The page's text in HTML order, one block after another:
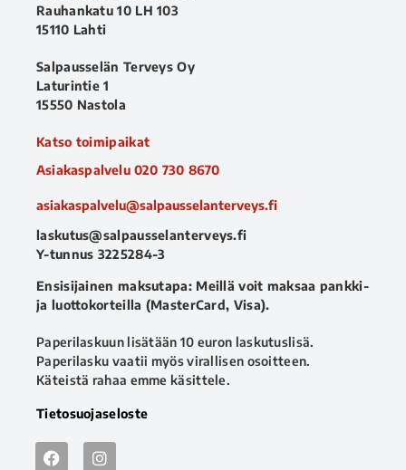
Rauhankatu 10 LH 103
15110 Lahti
Salpausselän Terveys Oy
Laturintie 1
15550 Nastola
Katso toimipaikat
Asiakaspalvelu 020 730 8670
asiakaspalvelu@salpausselanterveys.fi
laskutus@salpausselanterveys.fi
Y-tunnus 3225284-3
Ensisijainen maksutapa: Meillä voit maksaa pankki-
ja luottokorteilla (MasterCard, Visa).
Paperilaskuun lisätään 10 euron laskutuslisä.
Paperilasku vaatii myös virallisen osoitteen.
Käteistä rahaa emme käsittele.
Tietosuojaseloste